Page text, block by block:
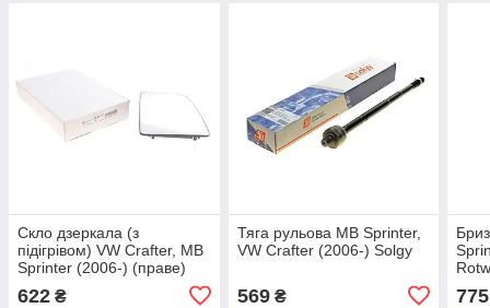
Скло дзеркала (з
підігрівом) VW Crafter, MB
Sprinter (2006-) (праве)
622 ₴
Тяга рульова MB Sprinter,
VW Crafter (2006-) Solgy
569₴ 775